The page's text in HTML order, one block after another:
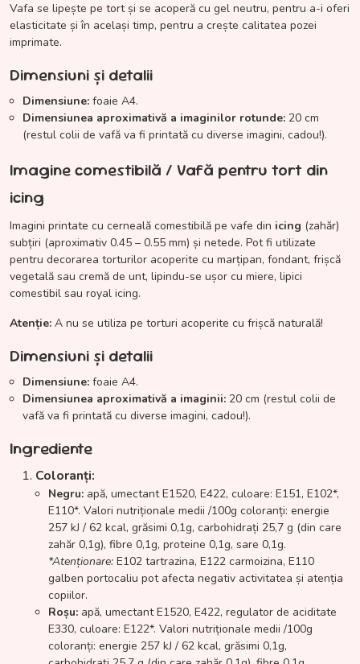
Vafa se lipește pe tort și se acoperă cu gel neutru, pentru a-i oferi
elasticitate și în același timp, pentru a crește calitatea pozei
imprimate.
Dimensiuni și detalii
Dimensiune: foaie A4.
Dimensiunea aproximativă a imaginilor rotunde: 20 cm
(restul colii de vafă va fi printată cu diverse imagini, cadou!).
Imagine comestibilă / Vafă pentru tort din
icing
Imagini printate cu cerneală comestibilă pe vafe din icing (zahăr)
subțiri (aproximativ 0.45 – 0.55 mm) și netede. Pot fi utilizate
pentru decorarea torturilor acoperite cu marțipan, fondant, frișcă
vegetală sau cremă de unt, lipindu-se ușor cu miere, lipici
comestibil sau royal icing.
Atenție: A nu se utiliza pe torturi acoperite cu frișcă naturală!
Dimensiuni și detalii
Dimensiune: foaie A4.
Dimensiunea aproximativă a imaginii: 20 cm (restul colii de
vafă va fi printată cu diverse imagini, cadou!).
Ingrediente
Coloranți:
Negru: apă, umectant E1520, E422, culoare: E151, E102*,
E110*. Valori nutriționale medii /100g coloranți: energie
257 kJ / 62 kcal, grăsimi 0,1g, carbohidrați 25,7 g (din care
zahăr 0,1g), fibre 0,1g, proteine 0,1g, sare 0,1g.
*Atenționare: E102 tartrazina, E122 carmoizina, E110
galben portocaliu pot afecta negativ activitatea și atenția
copiilor.
Roșu: apă, umectant E1520, E422, regulator de aciditate
E330, culoare: E122*. Valori nutriționale medii /100g
coloranți: energie 257 kJ / 62 kcal, grăsimi 0,1g,